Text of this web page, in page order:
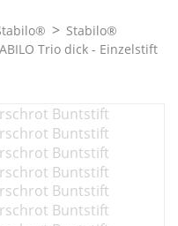
Stabilo®
Trio dick - Einzelstift